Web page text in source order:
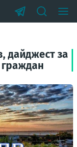
дайджест за
граждан